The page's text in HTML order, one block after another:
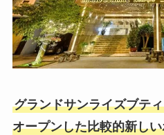
グランドサンライズブテ
オープンした比較的新し